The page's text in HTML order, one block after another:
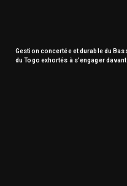
Gestion concertée et durable du
du Togo exhortés à s’engager